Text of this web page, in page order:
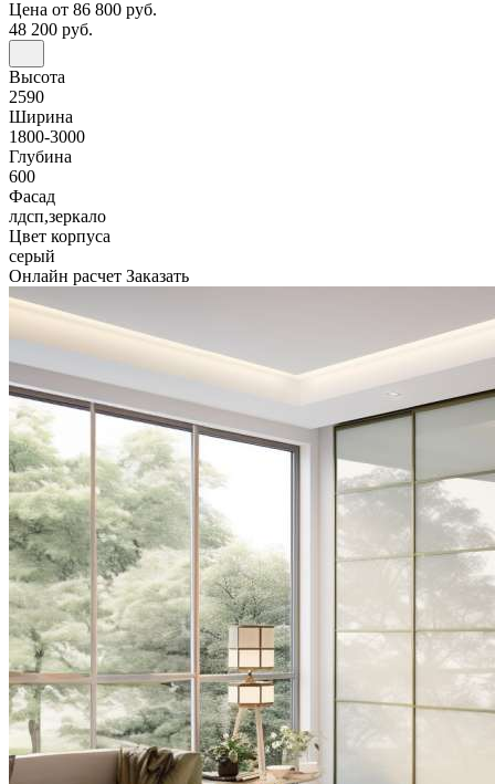
Цена от 86 800 руб.
48 200 руб.
Высота
2590
Ширина
1800-3000
Глубина
600
Фасад
лдсп,зеркало
Цвет корпуса
серый
Онлайн расчет Заказать